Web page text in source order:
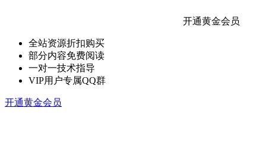
开通黄金会员
全站资源折扣购买
部分内容免费阅读
一对一技术指导
VIP用户专属QQ群
开通黄金会员